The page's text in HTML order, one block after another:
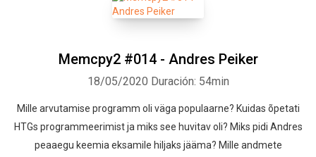
Memcpy2 #014 - Andres Peiker
18/05/2020 Duración: 54min
Mille arvutamise programm oli väga populaarne? Kuidas õpetati
HTGs programmeerimist ja miks see huvitav oli? Miks pidi Andres
peaaegu keemia eksamile hiljaks jääma? Mille andmete